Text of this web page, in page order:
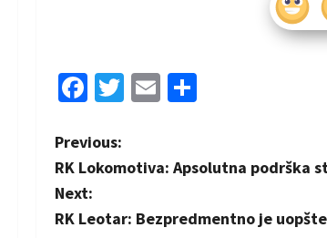
Facebook
Twitter
Email
P
o
s
Previous:
RK Lokomotiva: Apsolutna podrška
Next:
RK Leotar: Bezpredmentno je